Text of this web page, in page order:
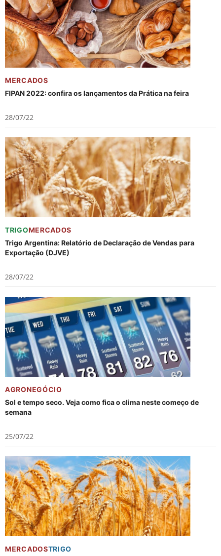
MERCADOS
FIPAN 2022: confira os lançamentos da Prática na feira
28/07/22
TRIGOMERCADOS
Trigo Argentina: Relatório de Declaração de Vendas para
Exportação (DJVE)
28/07/22
AGRONEGÓCIO
Sol e tempo seco. Veja como fica o clima neste começo de
semana
25/07/22
MERCADOSTRIGO